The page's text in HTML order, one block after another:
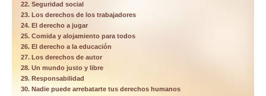
22. Seguridad social
23. Los derechos de los trabajadores
24. El derecho a jugar
25. Comida y alojamiento para todos
26. El derecho a la educación
27. Los derechos de autor
28. Un mundo justo y libre
29. Responsabilidad
30. Nadie puede arrebatarte tus derechos humanos